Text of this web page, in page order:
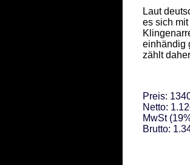
Laut
es sich
einhändig
zählt
Preis:
Netto:
MwSt
Brutto: